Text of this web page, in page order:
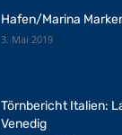
Hafen/Marina
3. Mai 2019
Törnbericht Italien:
Venedig